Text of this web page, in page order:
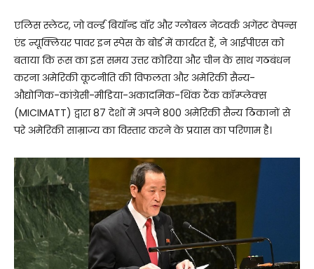
एलिस स्लेटर, जो वर्ल्ड बियॉन्ड वॉर और ग्लोबल नेटवर्क अगेंस्ट वेपन्स
एंड न्यूक्लियर पावर इन स्पेस के बोर्ड में कार्यरत हैं, ने आईपीएस को
बताया कि रूस का इस समय उत्तर कोरिया और चीन के साथ गठबंधन
करना अमेरिकी कूटनीति की विफलता और अमेरिकी सैन्य-
औद्योगिक-कांग्रेसी-मीडिया-अकादमिक-थिंक टैंक कॉम्प्लेक्स
(MICIMATT) द्वारा 87 देशों में अपने 800 अमेरिकी सैन्य ठिकानों से
परे अमेरिकी साम्राज्य का विस्तार करने के प्रयास का परिणाम है।